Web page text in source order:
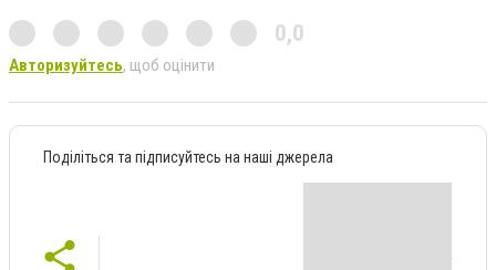
0,0
Авторизуйтесь, щоб оцінити
Поділіться та підписуйтесь на наші джерела